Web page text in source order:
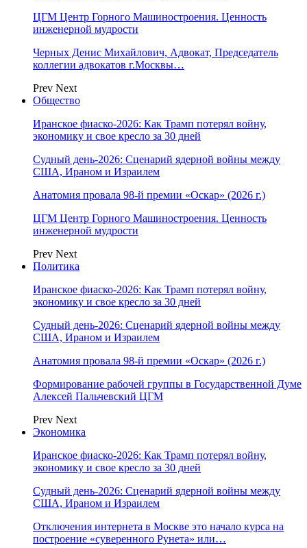
ЦГМ Центр Горного Машиностроения. Ценность
инженерной мудрости
Черных Денис Михайлович, Адвокат, Председатель
коллегии адвокатов г.Москвы…
Prev Next
Общество
Иранское фиаско-2026: Как Трамп потерял войну,
экономику и свое кресло за 30 дней
Судный день-2026: Сценарий ядерной войны между
США, Ираном и Израилем
Анатомия провала 98-й премии «Оскар» (2026 г.)
ЦГМ Центр Горного Машиностроения. Ценность
инженерной мудрости
Prev Next
Политика
Иранское фиаско-2026: Как Трамп потерял войну,
экономику и свое кресло за 30 дней
Судный день-2026: Сценарий ядерной войны между
США, Ираном и Израилем
Анатомия провала 98-й премии «Оскар» (2026 г.)
Формирование рабочей группы в Государственной Думе
Алексей Пальчевский ЦГМ
Prev Next
Экономика
Иранское фиаско-2026: Как Трамп потерял войну,
экономику и свое кресло за 30 дней
Судный день-2026: Сценарий ядерной войны между
США, Ираном и Израилем
Отключения интернета в Москве это начало курса на
построение «суверенного Рунета» или…